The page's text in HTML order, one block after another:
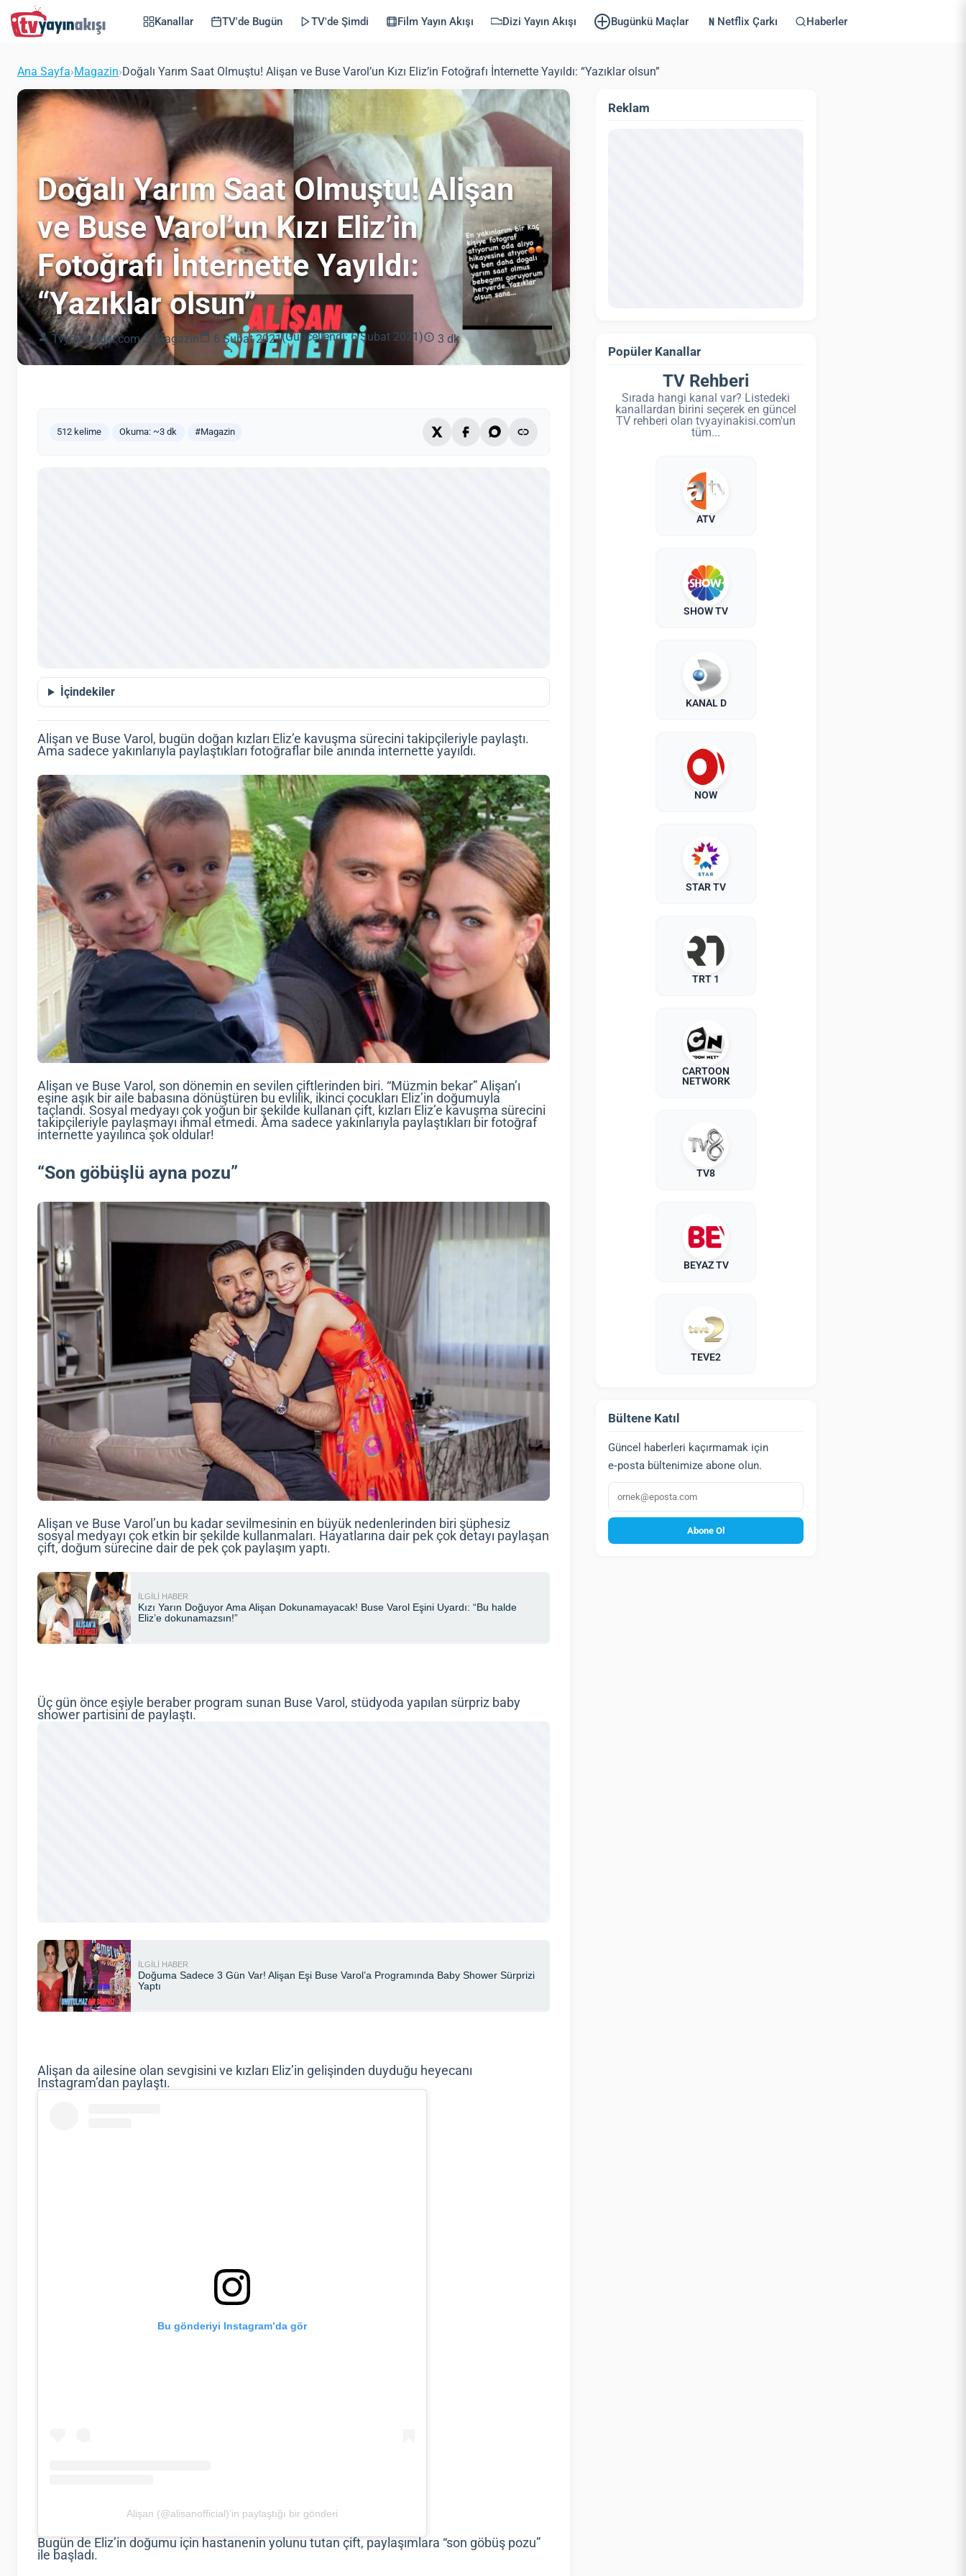
Kanallar TV'de Bugün TV'de Şimdi Film Yayın Akışı Dizi Yayın Akışı Bugünkü Maçlar Netflix Çarkı Haberler
Ana Sayfa›Magazin›Doğalı Yarım Saat Olmuştu! Alişan ve Buse Varol’un Kızı Eliz’in Fotoğrafı İnternette Yayıldı: “Yazıklar olsun”
Doğalı Yarım Saat Olmuştu! Alişan
ve Buse Varol’un Kızı Eliz’in
Fotoğrafı İnternette Yayıldı:
“Yazıklar olsun”
Tvyayinakisi.com Magazin 6 Şubat 2021(Güncellendi: 6 Şubat 2021) 3 dk
512 kelime Okuma: ~3 dk #Magazin
İçindekiler
Alişan ve Buse Varol, bugün doğan kızları Eliz’e kavuşma sürecini takipçileriyle paylaştı.
Ama sadece yakınlarıyla paylaştıkları fotoğraflar bile anında internette yayıldı.
Alişan ve Buse Varol, son dönemin en sevilen çiftlerinden biri. “Müzmin bekar” Alişan’ı
eşine aşık bir aile babasına dönüştüren bu evlilik, ikinci çocukları Eliz’in doğumuyla
taçlandı. Sosyal medyayı çok yoğun bir şekilde kullanan çift, kızları Eliz’e kavuşma sürecini
takipçileriyle paylaşmayı ihmal etmedi. Ama sadece yakınlarıyla paylaştıkları bir fotoğraf
internette yayılınca şok oldular!
“Son göbüşlü ayna pozu”
Alişan ve Buse Varol’un bu kadar sevilmesinin en büyük nedenlerinden biri şüphesiz
sosyal medyayı çok etkin bir şekilde kullanmaları. Hayatlarına dair pek çok detayı paylaşan
çift, doğum sürecine dair de pek çok paylaşım yaptı.
Üç gün önce eşiyle beraber program sunan Buse Varol, stüdyoda yapılan sürpriz baby
shower partisini de paylaştı.
Alişan da ailesine olan sevgisini ve kızları Eliz’in gelişinden duyduğu heyecanı
Instagram’dan paylaştı.
Bu gönderiyi Instagram’da gör
Alişan (@alisanofficial)’in paylaştığı bir gönderi
Bugün de Eliz’in doğumu için hastanenin yolunu tutan çift, paylaşımlara “son göbüş pozu”
ile başladı.
Reklam
Popüler Kanallar
TV Rehberi
Sırada hangi kanal var? Listedeki
kanallardan birini seçerek en güncel
TV rehberi olan tvyayinakisi.com'un
tüm...
ATV
SHOW TV
KANAL D
NOW
STAR TV
TRT 1
CARTOON
NETWORK
TV8
BEYAZ TV
TEVE2
Bültene Katıl
Güncel haberleri kaçırmamak için
e‑posta bültenimize abone olun.
E‑posta
Abone Ol